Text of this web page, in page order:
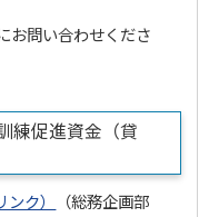
お問い合わせくださ
練促進資金（貸
ンク）
（総務企画部